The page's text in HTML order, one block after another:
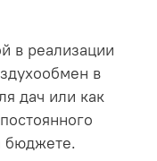
в реализации
в
дач или как
бюджете.